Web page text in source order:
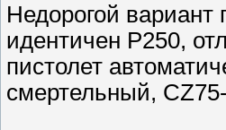
Недорогой вариант
идентичен P250,
пистолет
смертельный,